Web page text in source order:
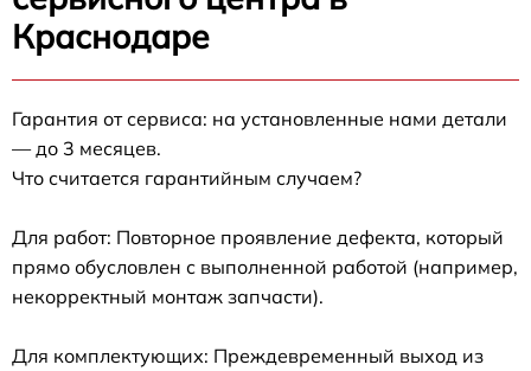
Краснодаре
Гарантия от сервиса: на установленные нами детали
— до 3 месяцев.
Что считается гарантийным случаем?
Для работ: Повторное проявление дефекта, который
прямо обусловлен с выполненной работой (например,
некорректный монтаж запчасти).
Для комплектующих: Преждевременный выход из